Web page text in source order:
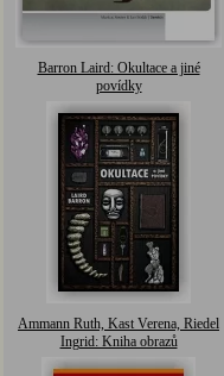
Barron Laird: Okultace a jiné
povídky
Ammann Ruth, Kast Verena, Riedel
Ingrid: Kniha obrazů